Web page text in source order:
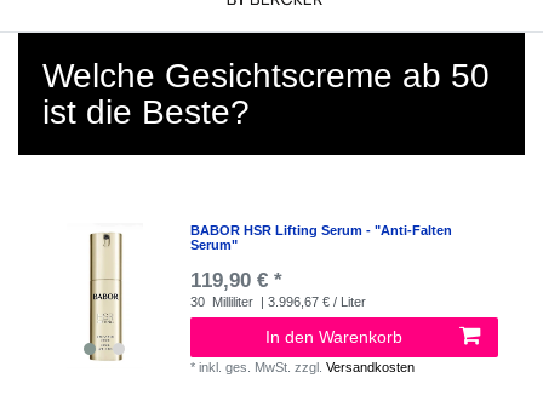
Welche Gesichtscreme ab 50
ist die Beste?
BABOR HSR Lifting Serum - "Anti-Falten
Serum"
119,90 € *
30 Milliliter | 3.996,67 € / Liter
In den Warenkorb
*inkl. ges. MwSt. zzgl.Versandkosten